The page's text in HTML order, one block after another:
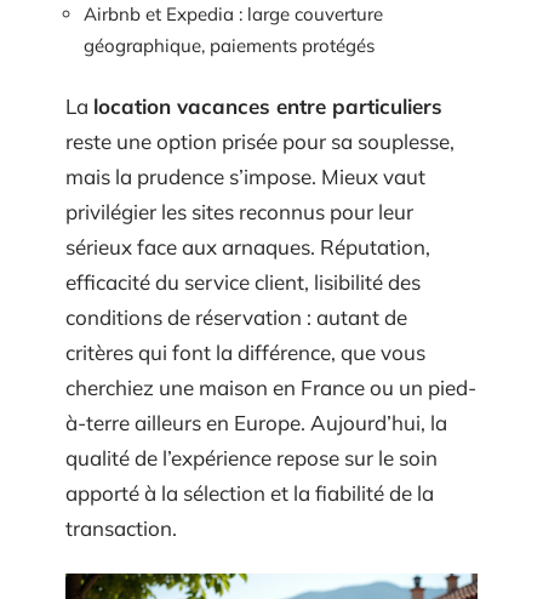
Airbnb et Expedia : large couverture
géographique, paiements protégés
La location vacances entre particuliers
reste une option prisée pour sa souplesse,
mais la prudence s’impose. Mieux vaut
privilégier les sites reconnus pour leur
sérieux face aux arnaques. Réputation,
efficacité du service client, lisibilité des
conditions de réservation : autant de
critères qui font la différence, que vous
cherchiez une maison en France ou un pied-
à-terre ailleurs en Europe. Aujourd’hui, la
qualité de l’expérience repose sur le soin
apporté à la sélection et la fiabilité de la
transaction.